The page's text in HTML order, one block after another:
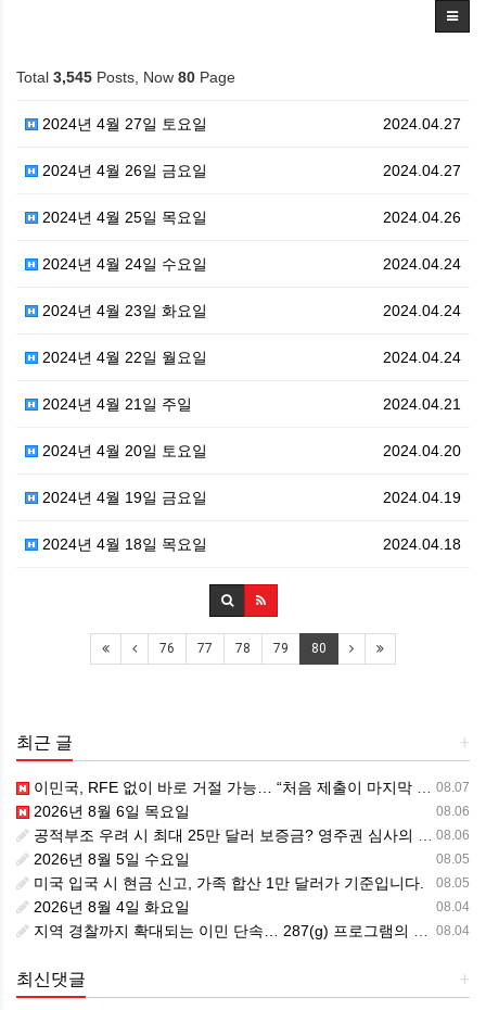
Total 3,545 Posts, Now 80 Page
2024.04.27
2024년 4월 27일 토요일
2024.04.27
2024년 4월 26일 금요일
2024.04.26
2024년 4월 25일 목요일
2024.04.24
2024년 4월 24일 수요일
2024.04.24
2024년 4월 23일 화요일
2024.04.24
2024년 4월 22일 월요일
2024.04.21
2024년 4월 21일 주일
2024.04.20
2024년 4월 20일 토요일
2024.04.19
2024년 4월 19일 금요일
2024.04.18
2024년 4월 18일 목요일
76 77 78 79 80
+
최근 글
08.07
이민국, RFE 없이 바로 거절 가능… “처음 제출이 마지막 기회” 시대가 시작됩니다.
08.06
2026년 8월 6일 목요일
08.06
공적부조 우려 시 최대 25만 달러 보증금? 영주권 심사의 새로운 변수
08.05
2026년 8월 5일 수요일
08.05
미국 입국 시 현금 신고, 가족 합산 1만 달러가 기준입니다.
08.04
2026년 8월 4일 화요일
08.04
지역 경찰까지 확대되는 이민 단속… 287(g) 프로그램의 대대적 확장
+
최신댓글